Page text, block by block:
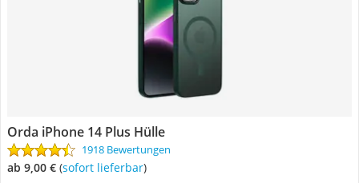
Orda iPhone 14 Plus Hülle
1918 Bewertungen
ab 9,00 € ( Sofort lieferbar)